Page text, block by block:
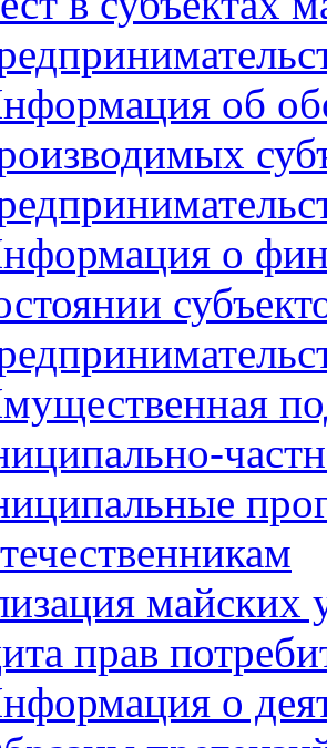
об
о
майских
прав
о